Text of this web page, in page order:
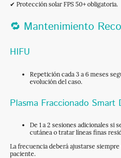
✔ Protección solar FPS 50+ obligatoria.
🔁 Mantenimiento
HIFU
Repetición cada 3 a 6 meses
evolución del caso.
Plasma Fraccionado Smart
De 1 a 2 sesiones adicionales si
cutánea o tratar líneas finas
La frecuencia deberá ajustarse
paciente.